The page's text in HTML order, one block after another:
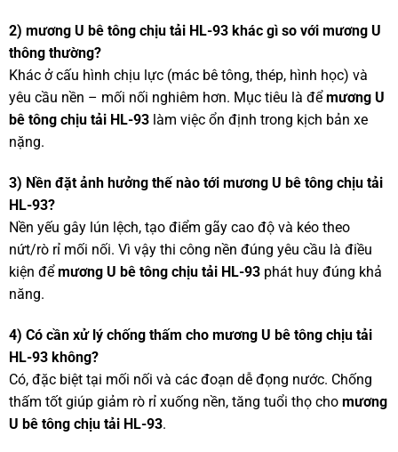
2) mương U bê tông chịu tải HL-93 khác gì so với mương U
thông thường?
Khác ở cấu hình chịu lực (mác bê tông, thép, hình học) và
yêu cầu nền – mối nối nghiêm hơn. Mục tiêu là để mương U
bê tông chịu tải HL-93làm việc ổn định trong kịch bản xe
nặng.
3) Nền đặt ảnh hưởng thế nào tới mương U bê tông chịu tải
HL-93?
Nền yếu gây lún lệch, tạo điểm gãy cao độ và kéo theo
nứt/rò rỉ mối nối. Vì vậy thi công nền đúng yêu cầu là điều
kiện đểmương U bê tông chịu tải HL-93phát huy đúng khả
năng.
4) Có cần xử lý chống thấm cho mương U bê tông chịu tải
HL-93 không?
Có, đặc biệt tại mối nối và các đoạn dễ đọng nước. Chống
thấm tốt giúp giảm rò rỉ xuống nền, tăng tuổi thọ cho mương
U bê tông chịu tải HL-93.